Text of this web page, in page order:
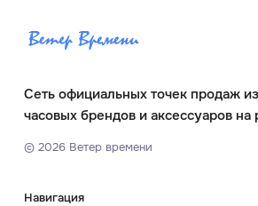
Сеть официальных точек продаж
часовых брендов и аксессуаров
© 2026Ветер времени
Навигация